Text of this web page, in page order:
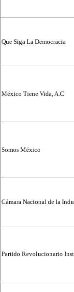
Que Siga La Democracia
México Tiene Vida, A.C
Somos México
Cámara Nacional de la
Partido Revolucionario